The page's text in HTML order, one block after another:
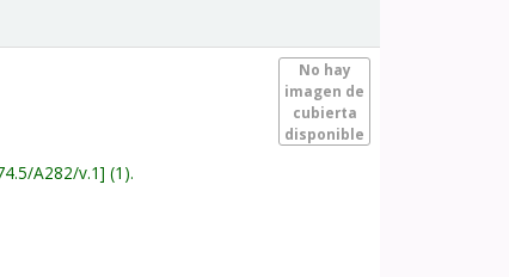
No hay
imagen de
cubierta
disponible
A282/v.1 (1).